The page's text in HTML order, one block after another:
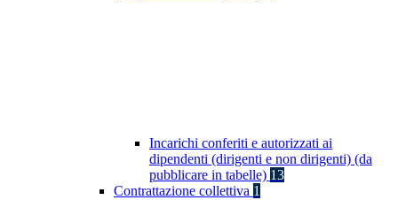
Incarichi conferiti e autorizzati ai
dipendenti (dirigenti e non dirigenti) (da
pubblicare in tabelle) 13
Contrattazione collettiva 1